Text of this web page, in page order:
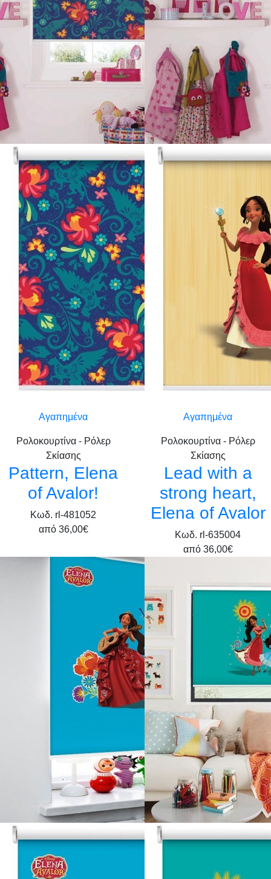
Αγαπημένα
Ρολοκουρτίνα - Ρόλερ
Σκίασης
Pattern, Elena
of Avalor!
Κωδ. rl-481052
από 36,00€
Αγαπημένα
Ρολοκουρτίνα - Ρόλερ
Σκίασης
Lead with a
strong heart,
Elena of Avalor
Κωδ. rl-635004
από 36,00€